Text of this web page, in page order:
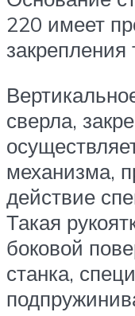
220 имеет
закрепления
сверла,
механизма,
действие
Такая
боковой
станка,